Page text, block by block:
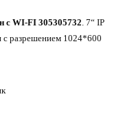
с WI-FI 305305732. 7“ IP
с разрешением 1024*600